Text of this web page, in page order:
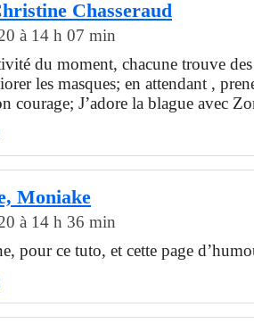
Chasseraud
à 14 h 07 min
du moment, chacune trouve des
les masques; en attendant ,
courage; J’adore la blague avec
Moniake
à 14 h 36 min
pour ce tuto, et cette page